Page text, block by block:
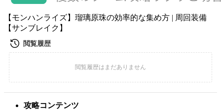
【モンハンライズ】瑠璃原珠の効率的な集め方 | 周回装備
【サンブレイク】
攻略コンテンツ